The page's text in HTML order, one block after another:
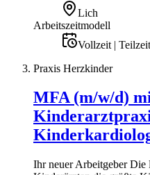
Lich
Arbeitszeitmodell
Vollzeit | Teilzeit
Praxis Herzkinder
MFA (m/w/d)
Ihr neuer Arbeitgeber